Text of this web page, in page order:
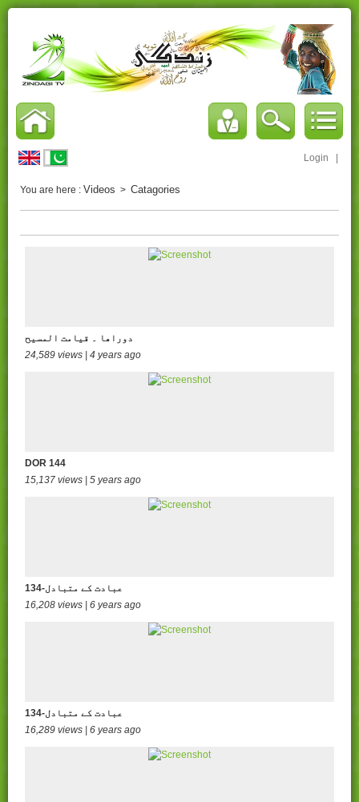
Login
You are here : Videos > Catagories
دوراھا ۔ قیامت المسیح
24,589 views | 4 years ago
DOR 144
15,137 views | 5 years ago
134-عبادت کے متبادل
16,208 views | 6 years ago
134-عبادت کے متبادل
16,289 views | 6 years ago